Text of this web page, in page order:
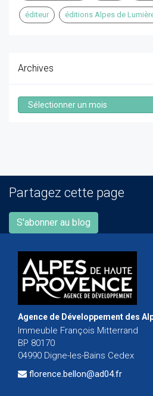
éditeur éditions Alpes de
Archives
Archives
Partagez cette page
S'abonner au blog
Agence de Développement des
Immeuble François Mitterrand
BP 80170
04990 Digne-les-Bains Cedex
florence.bellon@ad04.fr